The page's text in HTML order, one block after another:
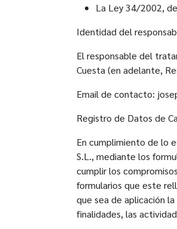
La Ley 34/2002,
Identidad del
El responsable del
Cuesta (en adelante,
Email de contacto:
Registro de Datos de
En cumplimiento de lo
S.L., mediante los
cumplir los
formularios que este
que sea de aplicación
finalidades, las